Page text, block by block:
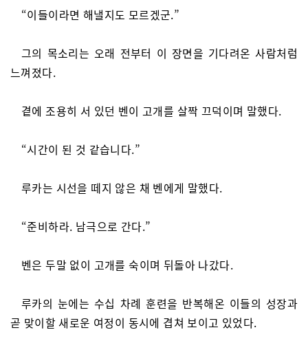
“이들이라면 해낼지도 모르겠군.”
그의 목소리는 오래 전부터 이 장면을 기다려온 사람처럼
느껴졌다.
곁에 조용히 서 있던 벤이 고개를 살짝 끄덕이며 말했다.
“시간이 된 것 같습니다.”
루카는 시선을 떼지 않은 채 벤에게 말했다.
“준비하라. 남극으로 간다.”
벤은 두말 없이 고개를 숙이며 뒤돌아 나갔다.
루카의 눈에는 수십 차례 훈련을 반복해온 이들의 성장과
곧 맞이할 새로운 여정이 동시에 겹쳐 보이고 있었다.